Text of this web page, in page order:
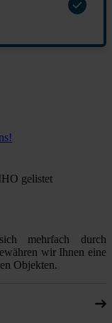
gelistet
mehrfach durch
wir Ihnen eine
Objekten.